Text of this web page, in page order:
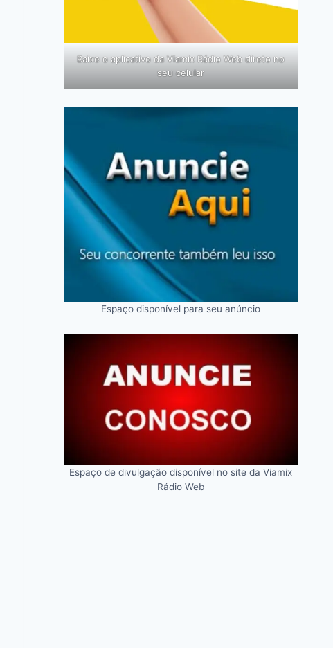
Baixe o aplicativo da Viamix Rádio Web direto no
seu celular
Espaço disponível para seu anúncio
Espaço de divulgação disponível no site da Viamix
Rádio Web